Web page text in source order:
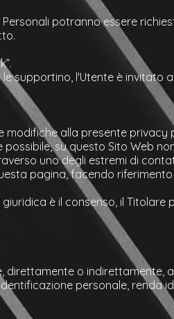
potranno essere
supportino, l'Utente è invitato
alla presente privacy
su questo Sito Web
uno degli estremi di
pagina, facendo
è il consenso, il
direttamente o indirettamente,
personale, renda